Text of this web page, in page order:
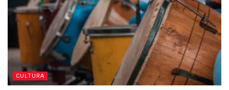
CULTURA